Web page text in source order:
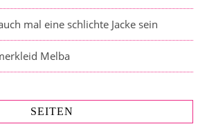
mal eine schlichte Jacke sein
Melba
SEITEN